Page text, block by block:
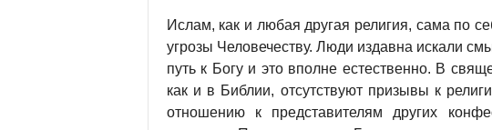
Ислам, как и любая другая религия, сама по
угрозы Человечеству. Люди издавна искали
путь к Богу и это вполне естественно. В
как и в Библии, отсутствуют призывы к
отношению к представителям других